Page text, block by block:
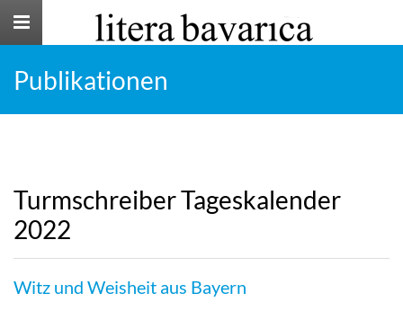
Toggle
Publikationen
Turmschreiber Tageskalender
2022
Witz und Weisheit aus Bayern